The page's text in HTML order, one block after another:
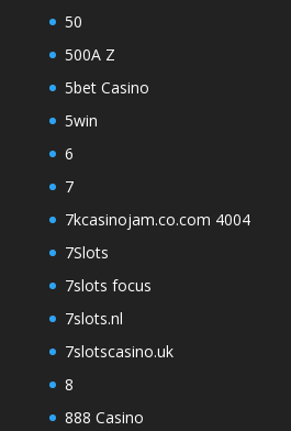
50
500A Z
5bet Casino
5win
6
7
7kcasinojam.co.com 4004
7Slots
7slots focus
7slots.nl
7slotscasino.uk
8
888 Casino